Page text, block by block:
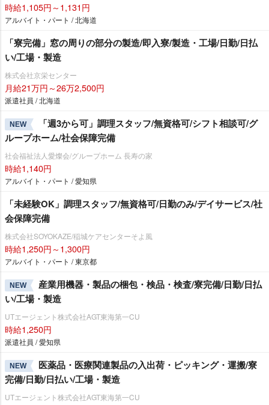
時給1,105円～1,131円
アルバイト・パート / 北海道
「寮完備」窓の周りの部分の製造/即入寮/製造・工場/日勤/日払
い/工場・製造
株式会社京栄センター
月給21万円～26万2,500円
派遣社員 / 北海道
NEW
「週3から可」調理スタッフ/無資格可/シフト相談可/グ
ループホーム/社会保障完備
社会福祉法人愛燦会/グループホーム 長寿の家
時給1,140円
アルバイト・パート / 愛知県
「未経験OK」調理スタッフ/無資格可/日勤のみ/デイサービス/社
会保障完備
株式会社SOYOKAZE/稲城ケアセンターそよ風
時給1,250円～1,300円
アルバイト・パート / 東京都
NEW
産業用機器・製品の梱包・検品・検査/寮完備/日勤/日払
い/工場・製造
UTエージェント株式会社AGT東海第一CU
時給1,250円
派遣社員 / 愛知県
NEW
医薬品・医療関連製品の入出荷・ピッキング・運搬/寮
完備/日勤/日払い/工場・製造
UTエージェント株式会社AGT東海第一CU